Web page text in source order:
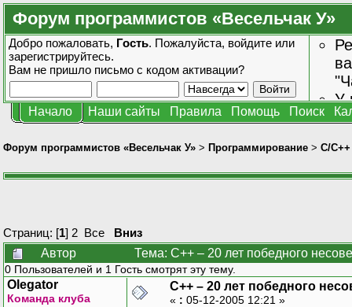
Форум программистов «Весельчак У»
Добро пожаловать, Гость. Пожалуйста, войдите или
зарегистрируйтесь.
Вам не пришло письмо с кодом активации?
У
Начало Наши сайты Правила Помощь Поиск
Форум программистов «Весельчак У» > Программирование > C/C++
Страниц: [1] 2 Все
Вниз
Автор
Тема: C++ – 20 лет победного
0 Пользователей и 1 Гость смотрят эту тему.
Olegator
Команда клуба
C++ – 20 лет победного
« : 05-12-2005 12:21 »